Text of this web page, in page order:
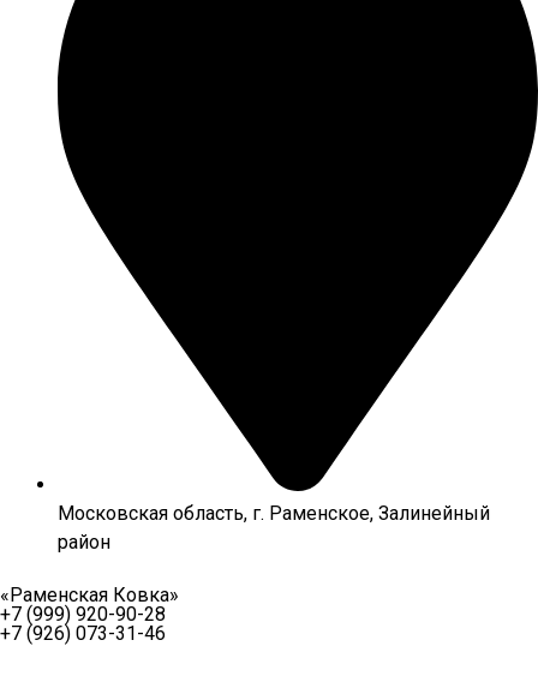
Московская область, г. Раменское, Залинейный
район
«Раменская Ковка»
+7 (999) 920-90-28
+7 (926) 073-31-46